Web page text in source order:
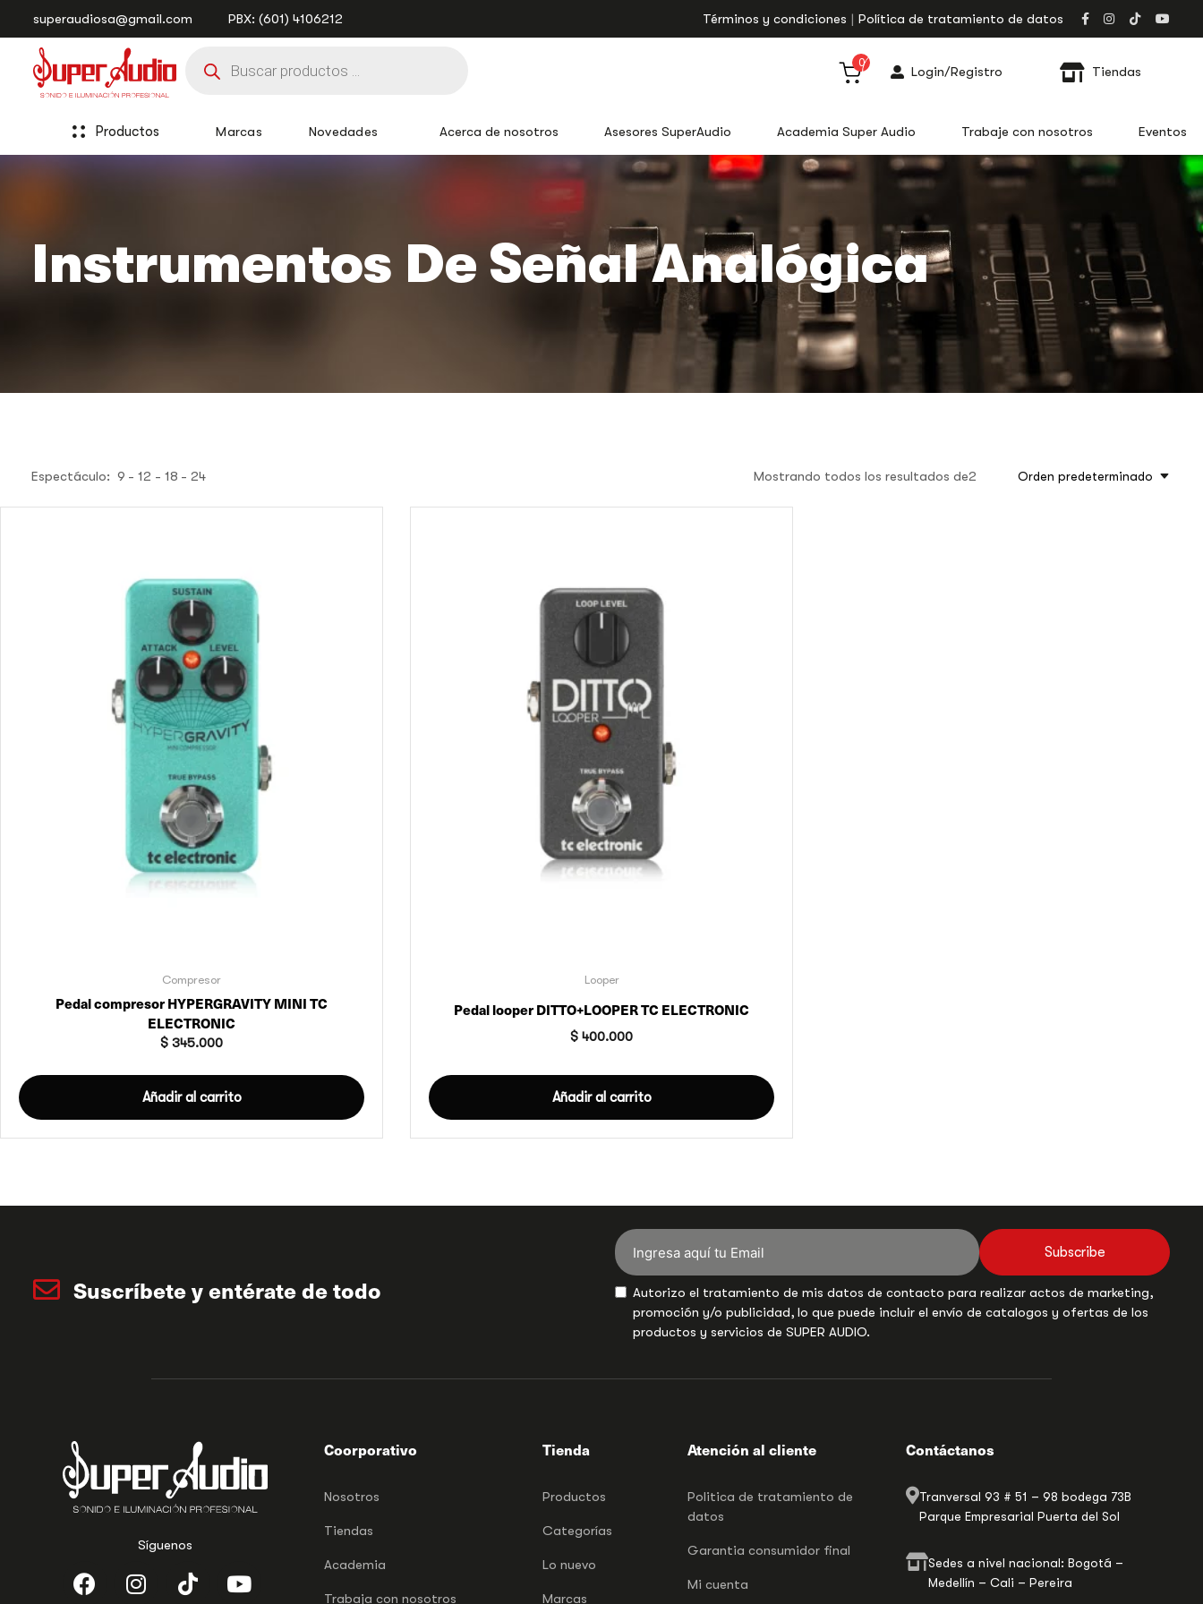
enlaces
navegación
principal
superaudiosa@gmail.com PBX: (601) 4106212 Términos y condiciones
Política de tratamiento de datos
Búsqueda
productos
0
Login/Registro Tiendas
Productos Marcas Novedades Acerca de nosotros Asesores SuperAudio Academia Super Audio Trabaje con nosotros Eventos
Instrumentos De Señal Analógica
Espectáculo: 9 12 18 24 Mostrando todos los resultados de2 Orden predeterminado
Compresor
Pedal compresor HYPERGRAVITY MINI TC
ELECTRONIC
$ 345.000
Añadir al carrito
Looper
Pedal looper DITTO+LOOPER TC ELECTRONIC
$ 400.000
Añadir al carrito
Suscríbete y entérate de todo
Subscribe
Autorizo el tratamiento de mis datos de contacto para realizar actos de marketing,
promoción y/o publicidad, lo que puede incluir el envío de catalogos y ofertas de los
productos y servicios de SUPER AUDIO.
Síguenos
Coorporativo
Nosotros
Tiendas
Academia
Trabaja con nosotros
Tienda
Productos
Categorías
Lo nuevo
Marcas
Atención al cliente
Politica de tratamiento de
datos
Garantia consumidor final
Mi cuenta
Contáctanos
Tranversal 93 # 51 – 98 bodega 73B
Parque Empresarial Puerta del Sol
Sedes a nivel nacional: Bogotá –
Medellín – Cali – Pereira